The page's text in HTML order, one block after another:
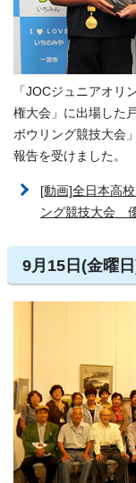
「JOCジュニアオ
権大会」に出場した
ボウリング競技大会
報告を受けました。
[動画]全日本高
ング競技大会
9月15日(金曜